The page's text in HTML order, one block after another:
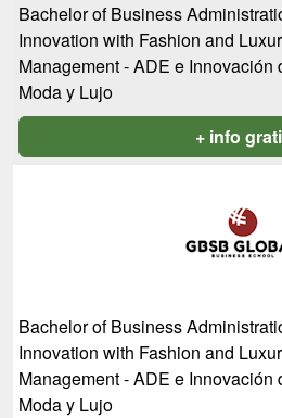
Bachelor of Business
Innovation with Fashion and
Management - ADE e Innovación
Moda y Lujo
+ info
Bachelor of Business
Innovation with Fashion and
Management - ADE e Innovación
Moda y Lujo